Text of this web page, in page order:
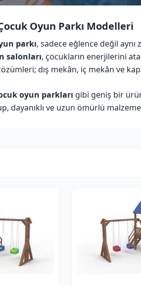
Oyun Parkı Modelleri
parkı, sadece eğlence değil
salonları, çocukların enerjilerini
dış mekân, iç mekân ve
oyun parkları gibi geniş bir
dayanıklı ve uzun ömürlü
seç